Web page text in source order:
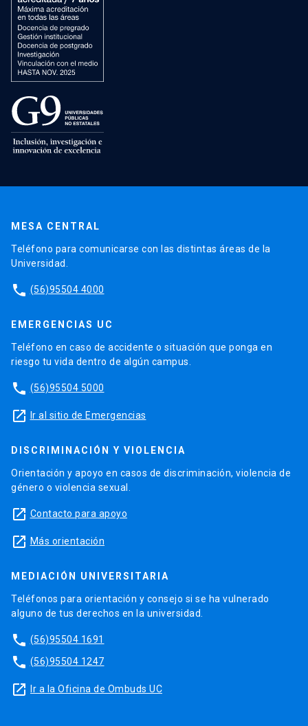
MESA CENTRAL
Teléfono para comunicarse con las distintas áreas de la
Universidad.
phone (56)95504 4000
EMERGENCIAS UC
Teléfono en caso de accidente o situación que ponga en
riesgo tu vida dentro de algún campus.
phone (56)95504 5000
launch Ir al sitio de Emergencias
DISCRIMINACIÓN Y VIOLENCIA
Orientación y apoyo en casos de discriminación, violencia de
género o violencia sexual.
launch Contacto para apoyo
launch Más orientación
MEDIACIÓN UNIVERSITARIA
Teléfonos para orientación y consejo si se ha vulnerado
alguno de tus derechos en la universidad.
phone (56)95504 1691
phone (56)95504 1247
launch Ir a la Oficina de Ombuds UC